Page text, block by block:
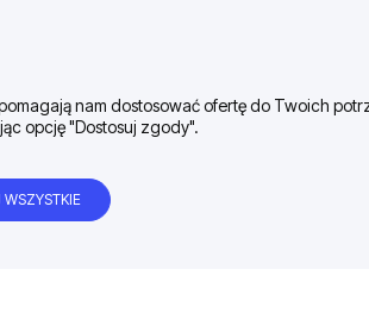
nam dostosować ofertę do Twoich
opcję "Dostosuj zgody".